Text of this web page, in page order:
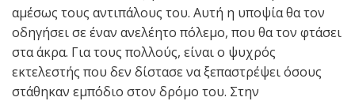
αμέσως τους αντιπάλους του. Αυτή η υποψία θα τον
οδηγήσει σε έναν ανελέητο πόλεμο, που θα τον φτάσει
στα άκρα. Για τους πολλούς, είναι ο ψυχρός
εκτελεστής που δεν δίστασε να ξεπαστρέψει όσους
στάθηκαν εμπόδιο στον δρόμο του. Στην